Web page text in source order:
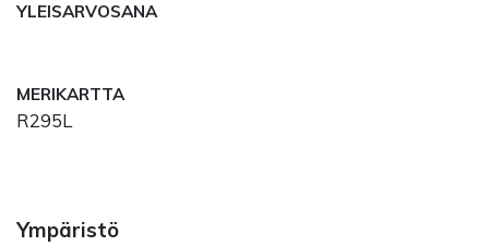
YLEISARVOSANA
MERIKARTTA
R295L
Ympäristö